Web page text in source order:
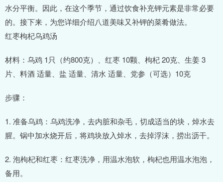
水分平衡。因此，在这个季节，通过饮食补充钾元素是非常必要
的。接下来，为您详细介绍八道美味又补钾的菜肴做法。
红枣枸杞乌鸡汤
材料：乌鸡 1只（约800克）、红枣 10颗、枸杞 20克、生姜 3
片、料酒 适量、盐 适量、清水 适量、党参（可选）10克
步骤：
1. 准备乌鸡：乌鸡洗净，去内脏和杂毛，切成适当的块，焯水去
腥。锅中加水烧开后，将鸡块放入焯水，去掉浮沫，捞出沥干。
2. 泡枸杞和红枣：红枣洗净，用温水泡软，枸杞也用温水泡泡，
备用。